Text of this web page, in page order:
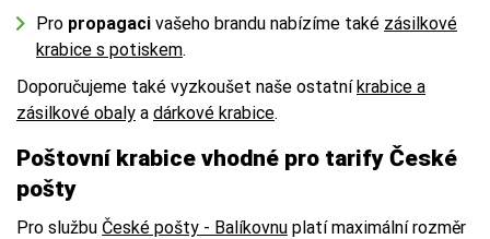
Pro propagaci vašeho brandu nabízíme také zásilkové
krabice s potiskem.
Doporučujeme také vyzkoušet naše ostatníkrabice a
zásilkové obaly a dárkové krabice.
Poštovní krabice vhodné pro tarify České
pošty
Pro službu České pošty - Balíkovnu platí maximální rozměr